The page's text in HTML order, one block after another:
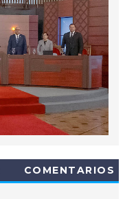
COMENTARIOS